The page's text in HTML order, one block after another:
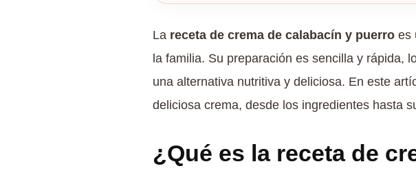
La receta de crema de calabacín y puerro es
la familia. Su preparación es sencilla y rápida,
una alternativa nutritiva y deliciosa. En este
deliciosa crema, desde los ingredientes hasta
¿Qué es la receta de